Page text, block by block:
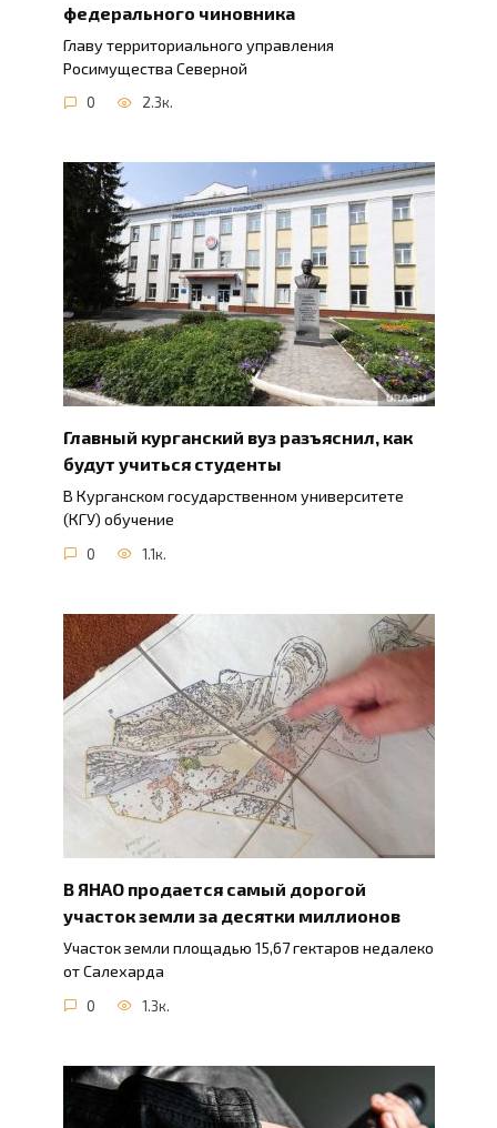
федерального чиновника
Главу территориального управления
Росимущества Северной
0 2.3к.
Главный курганский вуз разъяснил, как
будут учиться студенты
В Курганском государственном университете
(КГУ) обучение
0 1.1к.
В ЯНАО продается самый дорогой
участок земли за десятки миллионов
Участок земли площадью 15,67 гектаров недалеко
от Салехарда
0 1.3к.